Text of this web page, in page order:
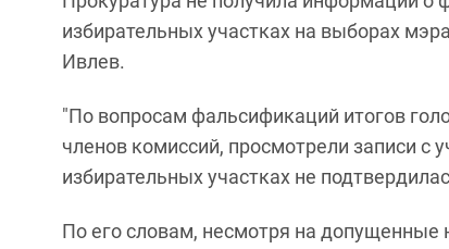
избирательных участках на выборах
Ивлев.
"По вопросам фальсификаций итогов
членов комиссий, просмотрели записи с
избирательных участках не
По его словам, несмотря на